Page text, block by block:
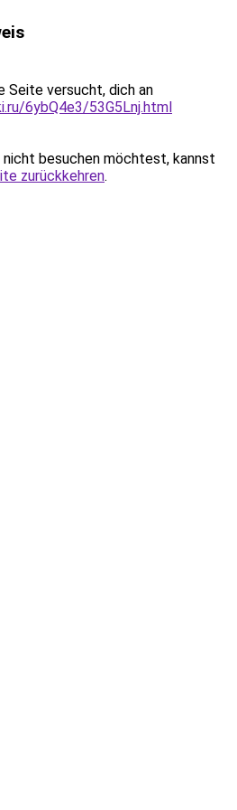
Seite versucht, dich an
6ybQ4e3/53G5Lnj.html
besuchen möchtest, kannst
zurückkehren.